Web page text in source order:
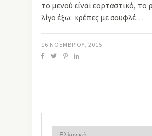
το μενού είναι εορταστικό, το
λίγο έξω: κρέπες με σουφλέ…
16 ΝΟΕΜΒΡΊΟΥ, 2015